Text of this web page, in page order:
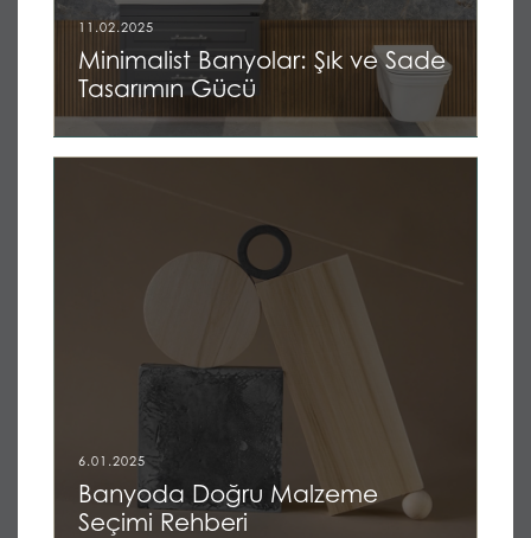
11.02.2025
Minimalist Banyolar: Şık ve Sade
Tasarımın Gücü
6.01.2025
Banyoda Doğru Malzeme
Seçimi Rehberi